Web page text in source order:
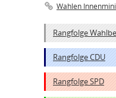
Wahlen
Rangfolge
Rangfolge CDU
Rangfolge SPD